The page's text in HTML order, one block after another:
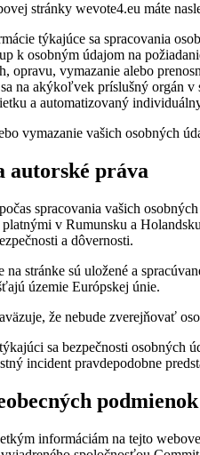
stránky wevote4.eu máte
týkajúce sa spracovania
k osobným údajom na
opravu, vymazanie alebo
na akýkoľvek príslušný orgán v
a automatizovaný
vymazanie vašich osobných
autorské práva
spracovania vašich
v Rumunsku a
a dôvernosti.
na stránke sú uložené a
územie Európskej únie.
že nebude zverejňovať
sa bezpečnosti osobných
incident pravdepodobne
informáciám na tejto